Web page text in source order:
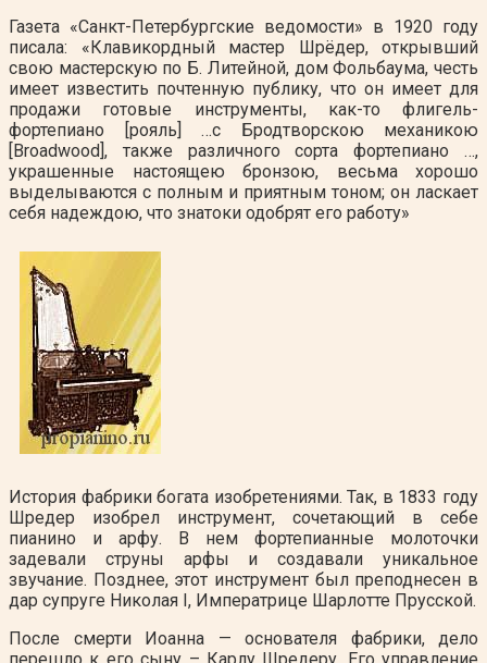
Газета «Санкт-Петербургские ведомости» в 1920 году
писала: «Клавикордный мастер Шрёдер, открывший
свою мастерскую по Б. Литейной, дом Фольбаума, честь
имеет известить почтенную публику, что он имеет для
продажи готовые инструменты, как-то флигель-
фортепиано [рояль] …с Бродтворскою механикою
[Broadwood], также различного сорта фортепиано …,
украшенные настоящею бронзою, весьма хорошо
выделываются с полным и приятным тоном; он ласкает
себя надеждою, что знатоки одобрят его работу»
История фабрики богата изобретениями. Так, в 1833 году
Шредер изобрел инструмент, сочетающий в себе
пианино и арфу. В нем фортепианные молоточки
задевали струны арфы и создавали уникальное
звучание. Позднее, этот инструмент был преподнесен в
дар супруге Николая I, Императрице Шарлотте Прусской.
После смерти Иоанна — основателя фабрики, дело